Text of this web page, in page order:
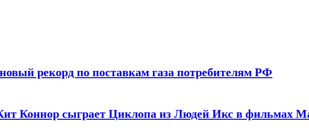
рекорд по поставкам газа потребителям РФ
Коннор сыграет Циклопа из Людей Икс в фильмах